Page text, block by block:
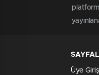
Üye